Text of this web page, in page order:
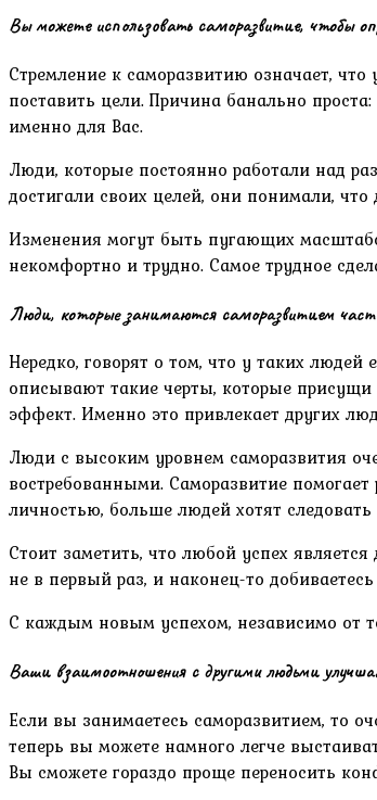
Вы можете использовать саморазвитие, чтобы
Стремление к саморазвитию означает,
поставить цели. Причина банально
именно для Вас.
Люди, которые постоянно работали над
достигали своих целей, они понимали,
Изменения могут быть пугающих
некомфортно и трудно. Самое трудное
Люди, которые занимаются саморазвитием
Нередко, говорят о том, что у таких
описывают такие черты, которые присущи
эффект. Именно это привлекает других
Люди с высоким уровнем саморазвития
востребованными. Саморазвитие
личностью, больше людей хотят
Стоит заметить, что любой успех
не в первый раз, и наконец-то
С каждым новым успехом, независимо от
Ваши взаимоотношения с другими людьми
Если вы занимаетесь саморазвитием, то
теперь вы можете намного легче
Вы сможете гораздо проще переносить